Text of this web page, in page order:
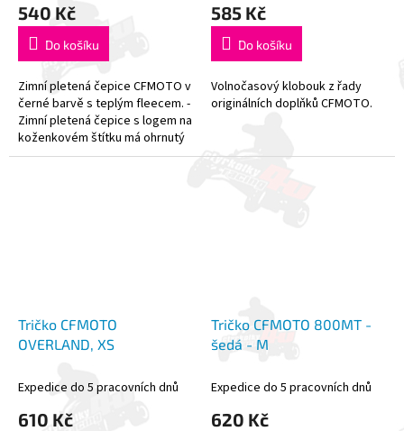
540 Kč
Do košíku
Zimní pletená čepice CFMOTO v
černé barvě s teplým fleecem. -
Zimní pletená čepice s logem na
koženkovém štítku má ohrnutý
pružný lem - Čepice je na vnitřní
585 Kč
Do košíku
Volnočasový klobouk z řady
originálních doplňků CFMOTO.
Tričko CFMOTO
OVERLAND, XS
Expedice do 5 pracovních dnů
610 Kč
Tričko CFMOTO 800MT -
šedá - M
Expedice do 5 pracovních dnů
620 Kč